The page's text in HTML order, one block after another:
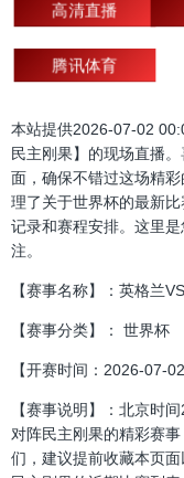
高清直播
腾讯体育
本站提供2026-07-02
民主刚果】的现场直播
面，确保不错过这场精
理了关于世界杯的最新
记录和赛程安排。这里
注。
【赛事名称】：英格兰
【赛事分类】： 世界杯
【开赛时间：2026-07-
【赛事说明】：北京时
对阵民主刚果的精彩赛
们，建议提前收藏本页